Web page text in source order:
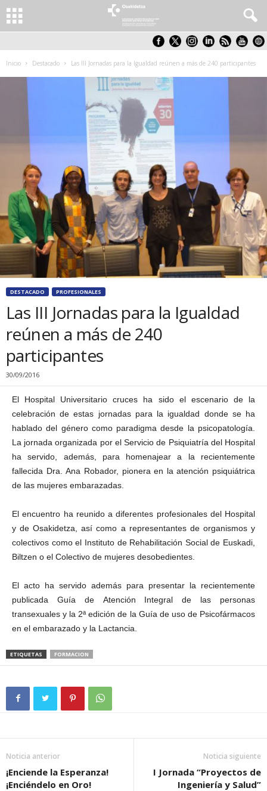
Inicio Destacado Las III Jornadas para la Igualdad reúnen a más de 240 participantes
DESTACADO PROFESIONALES
Las III Jornadas para la Igualdad
reúnen a más de 240
participantes
30/09/2016
El Hospital Universitario cruces ha sido el escenario de la
celebración de estas jornadas para la igualdad donde se ha
hablado del género como paradigma desde la psicopatología.
La jornada organizada por el Servicio de Psiquiatría del Hospital
ha servido, además, para homenajear a la recientemente
fallecida Dra. Ana Robador, pionera en la atención psiquiátrica
de las mujeres embarazadas.
El encuentro ha reunido a diferentes profesionales del Hospital
y de Osakidetza, así como a representantes de organismos y
colectivos como el Instituto de Rehabilitación Social de Euskadi,
Biltzen o el Colectivo de mujeres desobedientes.
El acto ha servido además para presentar la recientemente
publicada Guía de Atención Integral de las personas
transexuales y la 2ª edición de la Guía de uso de Psicofármacos
en el embarazado y la Lactancia.
ETIQUETAS FORMACION
Noticia anterior
¡Enciende la Esperanza!
¡Enciéndelo en Oro!
Noticia siguiente
I Jornada “Proyectos de
Ingeniería y Salud”